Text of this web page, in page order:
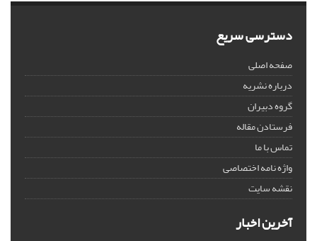
دسترسی سریع
صفحه اصلی
درباره نشریه
گروه دبیران
فرستادن مقاله
تماس با ما
واژه نامه اختصاصی
نقشه سایت
آخرین اخبار